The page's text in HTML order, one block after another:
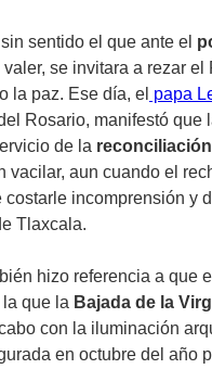
sentido el que ante el
se invitara a rezar el
la paz. Ese día, el papa
Rosario, manifestó que
de la
vacilar, aun cuando el
incomprensión y
Tlaxcala.
hizo referencia a que
que la Bajada de la
con la iluminación
en octubre del año